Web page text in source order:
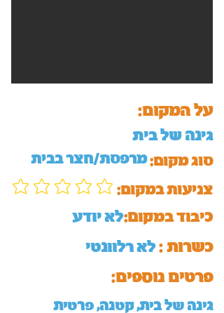
על המקום:
גינה של בית
סוג מקום:מרפסת/חצר בבית
:צניעות במקום
לא יודעכיבוד במקום:
לא רלוונטי כשרות :
:פרטים נוספים
גינה של בית, קטנה, פרטית